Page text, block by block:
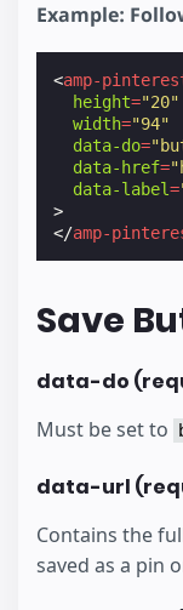
Example:
<amp-
height="20"
width="94"
data-do=
data-href=
data-label=
>
</amp-
Save
data-do
Must be set to
data-url
Contains the
saved as a pin